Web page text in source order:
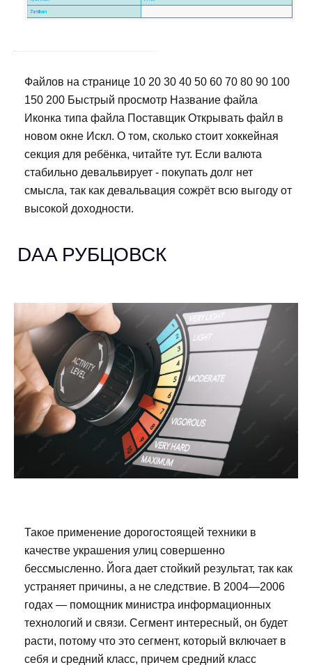
Файлов на странице 10 20 30 40 50 60 70 80 90 100
150 200 Быстрый просмотр Название файла
Иконка типа файла Поставщик Открывать файл в
новом окне Искл. О том, сколько стоит хоккейная
секция для ребёнка, читайте тут. Если валюта
стабильно девальвирует - покупать долг нет
смысла, так как девальвация сожрёт всю выгоду от
высокой доходности.
DAA РУБЦОВСК
Такое применение дорогостоящей техники в
качестве украшения улиц совершенно
бессмысленно. Йога дает стойкий результат, так как
устраняет причины, а не следствие. В 2004—2006
годах — помощник министра информационных
технологий и связи. Сегмент интересный, он будет
расти, потому что это сегмент, который включает в
себя и средний класс, причем средний класс